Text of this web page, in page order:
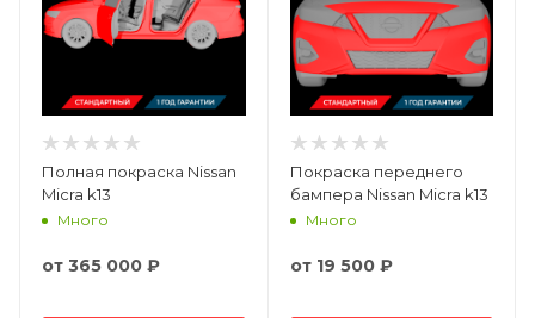
Полная покраска Nissan
Micra k13
Много
от 365 000 ₽
Покраска переднего
бампера Nissan Micra k13
Много
от 19 500 ₽